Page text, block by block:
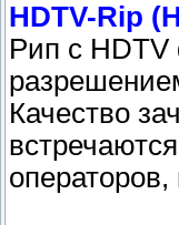
HDTV-Rip
Рип с HDTV
Качество